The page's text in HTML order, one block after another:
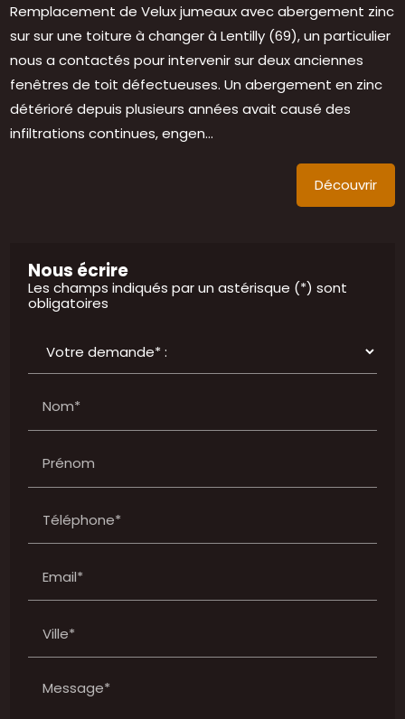
Remplacement de Velux jumeaux avec abergement zinc
sur sur une toiture à changer à Lentilly (69), un particulier
nous a contactés pour intervenir sur deux anciennes
fenêtres de toit défectueuses. Un abergement en zinc
détérioré depuis plusieurs années avait causé des
infiltrations continues, engen...
Découvrir
Nous écrire
Les champs indiqués par un astérisque (*) sont
obligatoires
Nom*
Prénom
Téléphone*
Email*
Ville*
Message*